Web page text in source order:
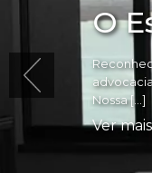
O
Nossa […]
Ver mais